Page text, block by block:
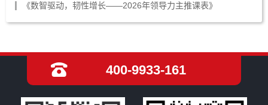
《数智驱动，韧性增长——2026年领导力主推课表》
400-9933-161